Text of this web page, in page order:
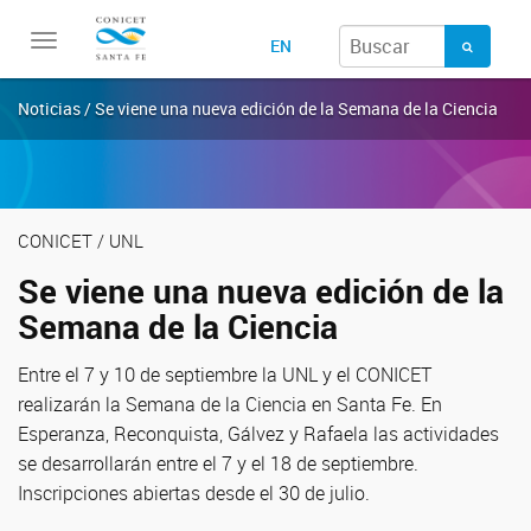
Toggle
EN
Noticias / Se viene una nueva edición de la Semana de la Ciencia
CONICET / UNL
Se viene una nueva edición de la
Semana de la Ciencia
Entre el 7 y 10 de septiembre la UNL y el CONICET
realizarán la Semana de la Ciencia en Santa Fe. En
Esperanza, Reconquista, Gálvez y Rafaela las actividades
se desarrollarán entre el 7 y el 18 de septiembre.
Inscripciones abiertas desde el 30 de julio.